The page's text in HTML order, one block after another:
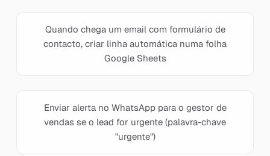
Quando chega um email com formulário de
contacto, criar linha automática numa folha
Google Sheets
Enviar alerta no WhatsApp para o gestor de
vendas se o lead for urgente (palavra-chave
"urgente")